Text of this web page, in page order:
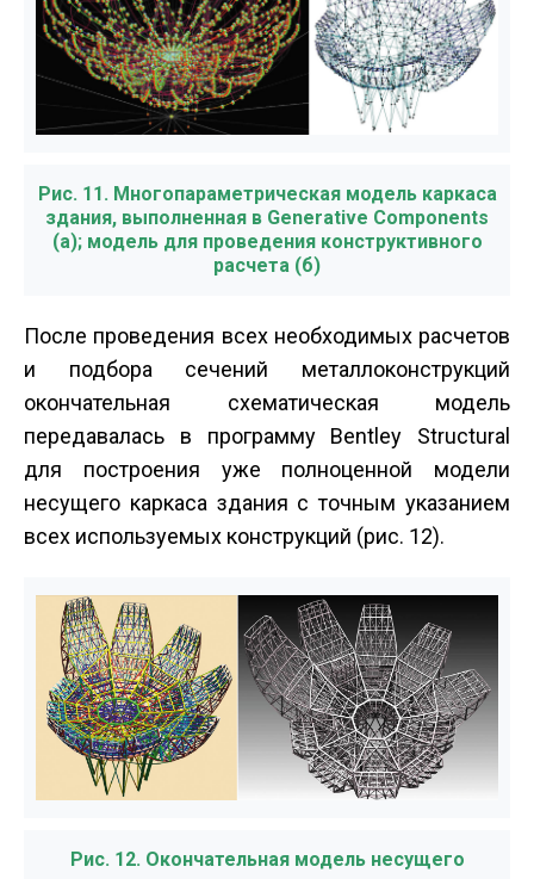
Рис. 11. Многопараметрическая модель каркаса
здания, выполненная в Generative Components
(а); модель для проведения конструктивного
расчета (б)
После проведения всех необходимых расчетов
и подбора сечений металлоконструкций
окончательная схематическая модель
передавалась в программу Bentley Structural
для построения уже полноценной модели
несущего каркаса здания с точным указанием
всех используемых конструкций (рис. 12).
Рис. 12. Окончательная модель несущего